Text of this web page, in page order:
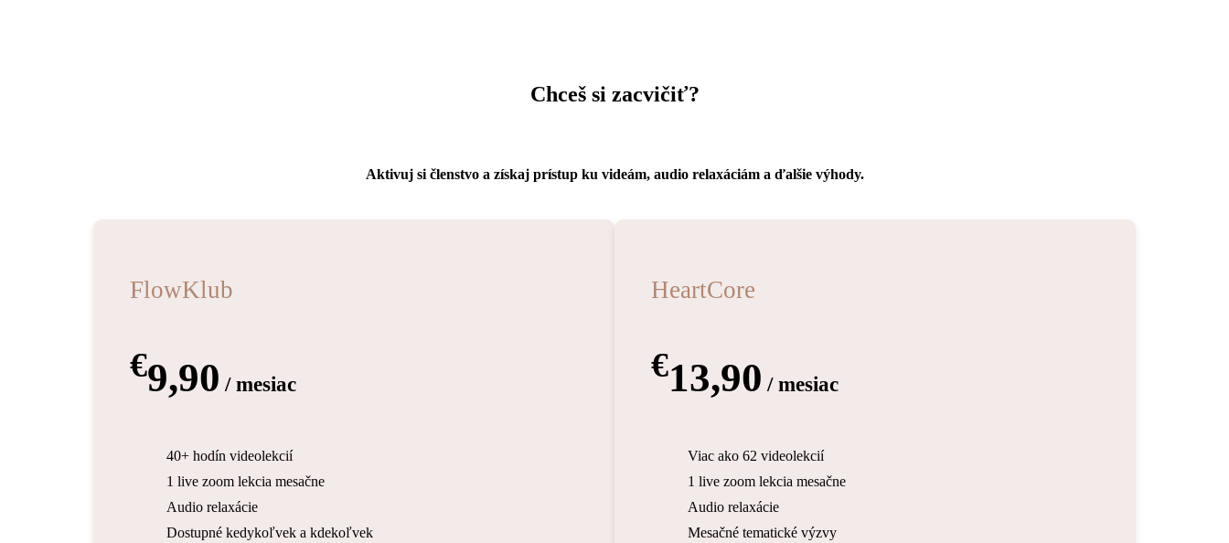
Chceš si zacvičiť?
Aktivuj si členstvo a získaj prístup ku videám, audio relaxáciám a ďalšie výhody.
FlowKlub
€9,90 / mesiac
40+ hodín videolekcií
1 live zoom lekcia mesačne
Audio relaxácie
Dostupné kedykoľvek a kdekoľvek
HeartCore
€13,90 / mesiac
Viac ako 62 videolekcií
1 live zoom lekcia mesačne
Audio relaxácie
Mesačné tematické výzvy